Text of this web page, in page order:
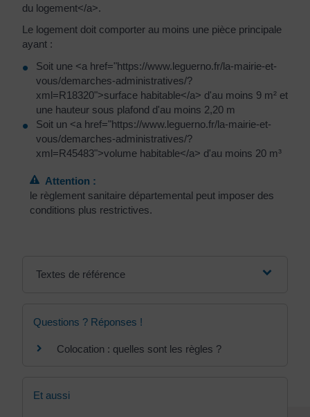
du logement</a>.
Le logement doit comporter au moins une pièce principale
ayant :
Soit une <a href="https://www.leguerno.fr/la-mairie-et-
vous/demarches-administratives/?
xml=R18320">surface habitable</a> d'au moins 9 m² et
une hauteur sous plafond d'au moins 2,20 m
Soit un <a href="https://www.leguerno.fr/la-mairie-et-
vous/demarches-administratives/?
xml=R45483">volume habitable</a> d'au moins 20 m³
Attention :
le règlement sanitaire départemental peut imposer des
conditions plus restrictives.
Textes de référence
Questions ? Réponses !
Colocation : quelles sont les règles ?
Et aussi